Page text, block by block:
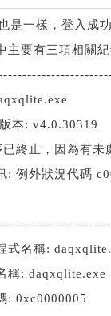
是一樣，登入成
主要有三項相關
本: v4.0.30319
終止，因為有未
: 例外狀況代碼
式名稱:
稱:
: 0xc0000005